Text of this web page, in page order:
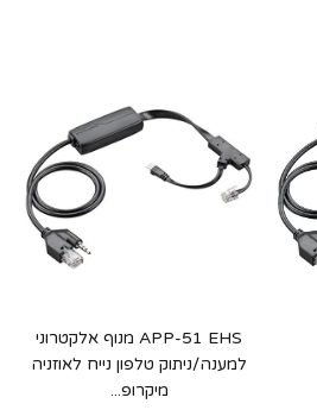
APP-51 EHS מנוף אלקטרוני
למענה/ניתוק טלפון נייח לאוזניה
מיקרופ...